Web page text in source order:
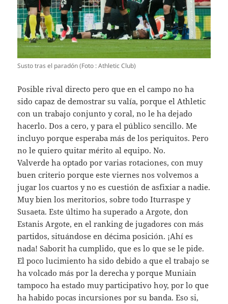
Susto tras el paradón (Foto : Athletic Club)
Posible rival directo pero que en el campo no ha
sido capaz de demostrar su valía, porque el Athletic
con un trabajo conjunto y coral, no le ha dejado
hacerlo. Dos a cero, y para el público sencillo. Me
incluyo porque esperaba más de los periquitos. Pero
no le quiero quitar mérito al equipo. No.
Valverde ha optado por varias rotaciones, con muy
buen criterio porque este viernes nos volvemos a
jugar los cuartos y no es cuestión de asfixiar a nadie.
Muy bien los meritorios, sobre todo Iturraspe y
Susaeta. Este último ha superado a Argote, don
Estanis Argote, en el ranking de jugadores con más
partidos, situándose en décima posición. ¡Ahí es
nada! Saborit ha cumplido, que es lo que se le pide.
El poco lucimiento ha sido debido a que el trabajo se
ha volcado más por la derecha y porque Muniain
tampoco ha estado muy participativo hoy, por lo que
ha habido pocas incursiones por su banda. Eso si,